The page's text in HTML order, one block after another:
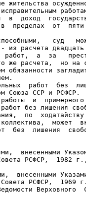
в  доход
в  пределах  от
суд
из расчета двадцать
работ,  а  за
же расчета,  но на
обязанности
работ  без
и
без лишения
по  ходатайству
может
без  лишения
внесенными
Совета РСФСР,
внесенными
Совета РСФСР,
Верховного